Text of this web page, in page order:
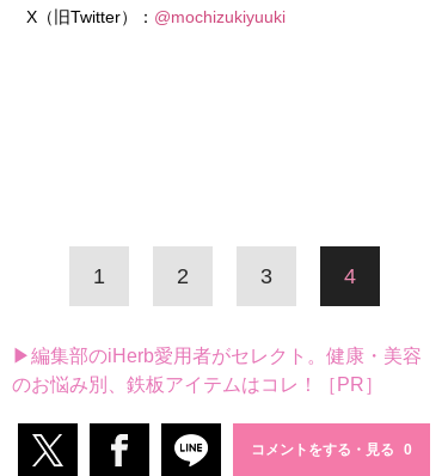
X（旧Twitter）： @mochizukiyuuki
1 2 3 4
▶編集部のiHerb愛用者がセレクト。健康・美容
のお悩み別、鉄板アイテムはコレ！［PR］
コメントをする・見る